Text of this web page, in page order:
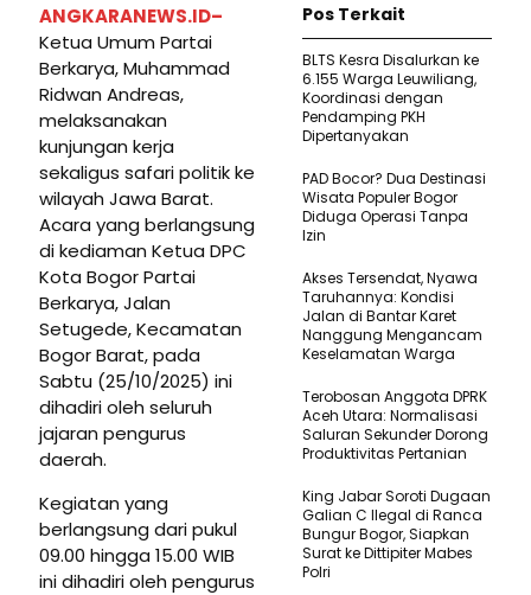
ANGKARANEWS.ID–
Ketua Umum Partai
Berkarya, Muhammad
Ridwan Andreas,
melaksanakan
kunjungan kerja
sekaligus safari politik ke
wilayah Jawa Barat.
Acara yang berlangsung
di kediaman Ketua DPC
Kota Bogor Partai
Berkarya, Jalan
Setugede, Kecamatan
Bogor Barat, pada
Sabtu (25/10/2025) ini
dihadiri oleh seluruh
jajaran pengurus
daerah.
Kegiatan yang
berlangsung dari pukul
09.00 hingga 15.00 WIB
ini dihadiri oleh pengurus
Pos Terkait
BLTS Kesra Disalurkan ke
6.155 Warga Leuwiliang,
Koordinasi dengan
Pendamping PKH
Dipertanyakan
PAD Bocor? Dua Destinasi
Wisata Populer Bogor
Diduga Operasi Tanpa
Izin
Akses Tersendat, Nyawa
Taruhannya: Kondisi
Jalan di Bantar Karet
Nanggung Mengancam
Keselamatan Warga
Terobosan Anggota DPRK
Aceh Utara: Normalisasi
Saluran Sekunder Dorong
Produktivitas Pertanian
King Jabar Soroti Dugaan
Galian C Ilegal di Ranca
Bungur Bogor, Siapkan
Surat ke Dittipiter Mabes
Polri